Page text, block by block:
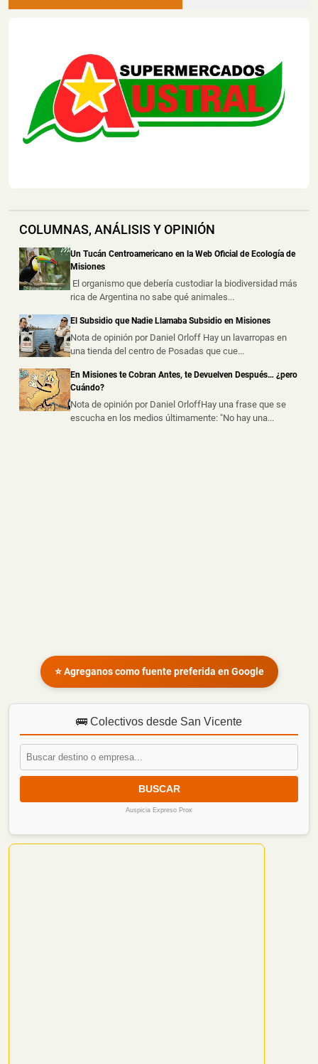
📅 6 ago 2026
Un automóvil protagonizó un despiste este jueves al
mediodía sobre la Ruta Nacio...
Policías Encubiertos Capturaron a dos Dealers con
Cocaína y Marihuana Dosificadas en un Barrio de
Puerto Iguazú
Chocó a una Moto en Posadas, dejó dos Heridos y
Escapó del Lugar
📅 6 ago 2026
automóvil embistiera a una motoc...
Creyó que Había Apagado un Cigarrillo y su Casa
Terminó Consumida por el Fuego
📅 6 ago 2026
Una vivienda fue consumida por un incendio durante la
madrugada de este jueves e...
COLUMNAS, ANÁLISIS Y OPINIÓN
Un Tucán Centroamericano en la Web Oficial de Ecología de
Misiones
El organismo que debería custodiar la biodiversidad más
rica de Argentina no sabe qué animales...
El Subsidio que Nadie Llamaba Subsidio en Misiones
Nota de opinión por Daniel Orloff Hay un lavarropas en
una tienda del centro de Posadas que cue...
En Misiones te Cobran Antes, te Devuelven Después… ¿pero
Cuándo?
Nota de opinión por Daniel OrloffHay una frase que se
escucha en los medios últimamente: "No hay una...
⭐ Agreganos como fuente preferida en Google
🚌 Colectivos desde San Vicente
BUSCAR
Auspicia Expreso Prox